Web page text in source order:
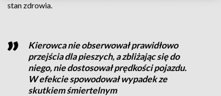
stan zdrowia.
Kierowca nie obserwował prawidłowo
przejścia dla pieszych, a zbliżając się do
niego, nie dostosował prędkości pojazdu.
W efekcie spowodował wypadek ze
skutkiem śmiertelnym